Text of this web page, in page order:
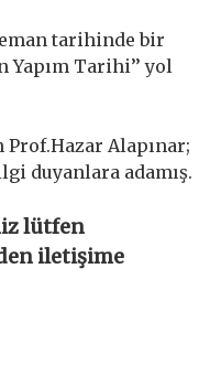
tarihinde bir
Yapım Tarihi’’ yol
Prof.Hazar Alapınar;
duyanlara adamış.
lütfen
iletişime